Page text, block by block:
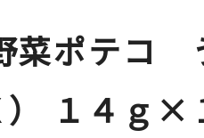
菜ポテコ
） １４ｇ×